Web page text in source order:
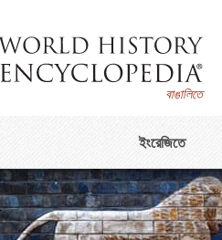
বাঙালিতে
ইংরেজিতে